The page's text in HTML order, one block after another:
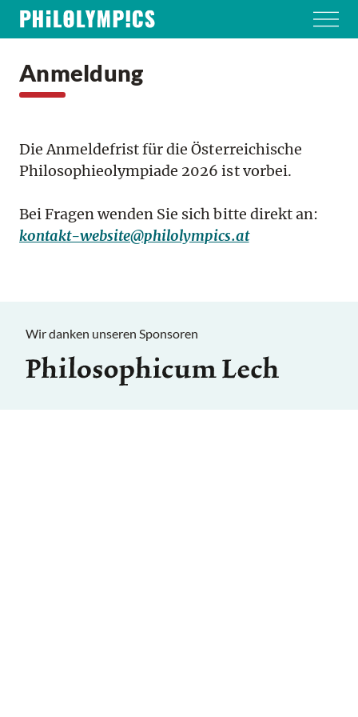
Anmeldung
Die Anmeldefrist für die Österreichische
Philosophieolympiade 2026 ist vorbei.
Bei Fragen wenden Sie sich bitte direkt an:
kontakt-website@philolympics.at
Wir danken unseren Sponsoren